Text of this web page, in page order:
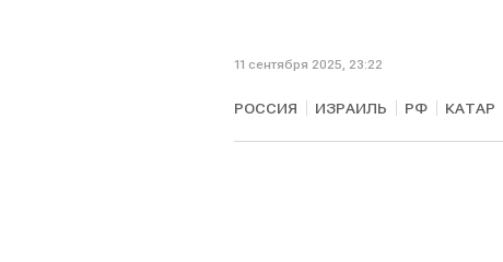
11 сентября 2025, 23:22
РОССИЯ ИЗРАИЛЬ РФ КАТАР